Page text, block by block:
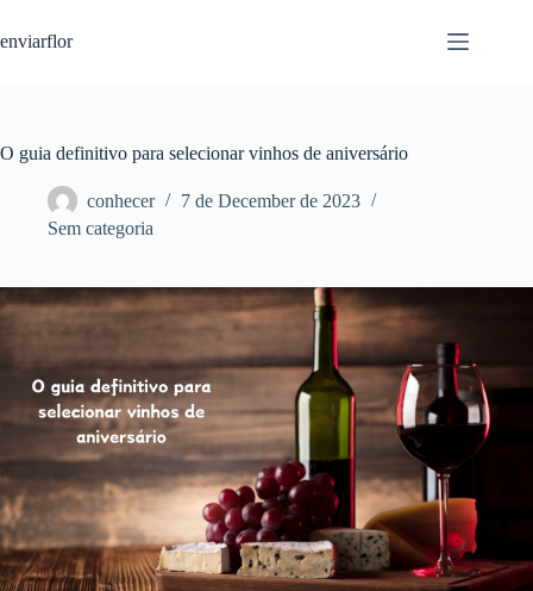
k
c
enviarflor
O guia definitivo para selecionar vinhos de aniversário
conhecer
7 de December de 2023
Sem categoria